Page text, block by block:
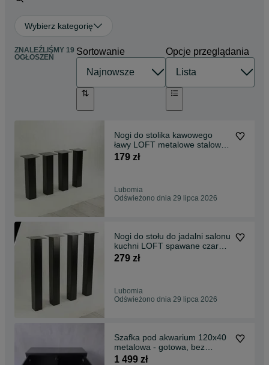
Wybierz kategorię
ZNALEŹLIŚMY 19
OGŁOSZEŃ
Sortowanie Opcje przeglądania
Nogi do stolika kawowego
ławy LOFT metalowe stalowe
spawane industrial do blatu
179 zł
Lubomia
Odświeżono dnia 29 lipca 2026
Nogi do stołu do jadalni salonu
kuchni LOFT spawane czarne
proste mocne stabilne
279 zł
Lubomia
Odświeżono dnia 29 lipca 2026
Szafka pod akwarium 120x40
metalowa - gotowa, bez
skręcania
1 499 zł